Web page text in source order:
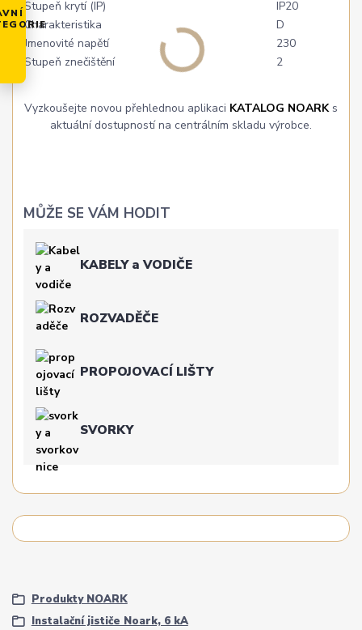
Stupeň krytí (IP)
IP20
Charakteristika
D
Jmenovité napětí
230
Stupeň znečištění
2
Vyzkoušejte novou přehlednou aplikaci KATALOG NOARKs
aktuální dostupností na centrálním skladu výrobce.
MŮŽE SE VÁM HODIT
KABELY a VODIČE
ROZVADĚČE
PROPOJOVACÍ LIŠTY
SVORKY
Produkty NOARK
Instalační jističe Noark, 6 kA